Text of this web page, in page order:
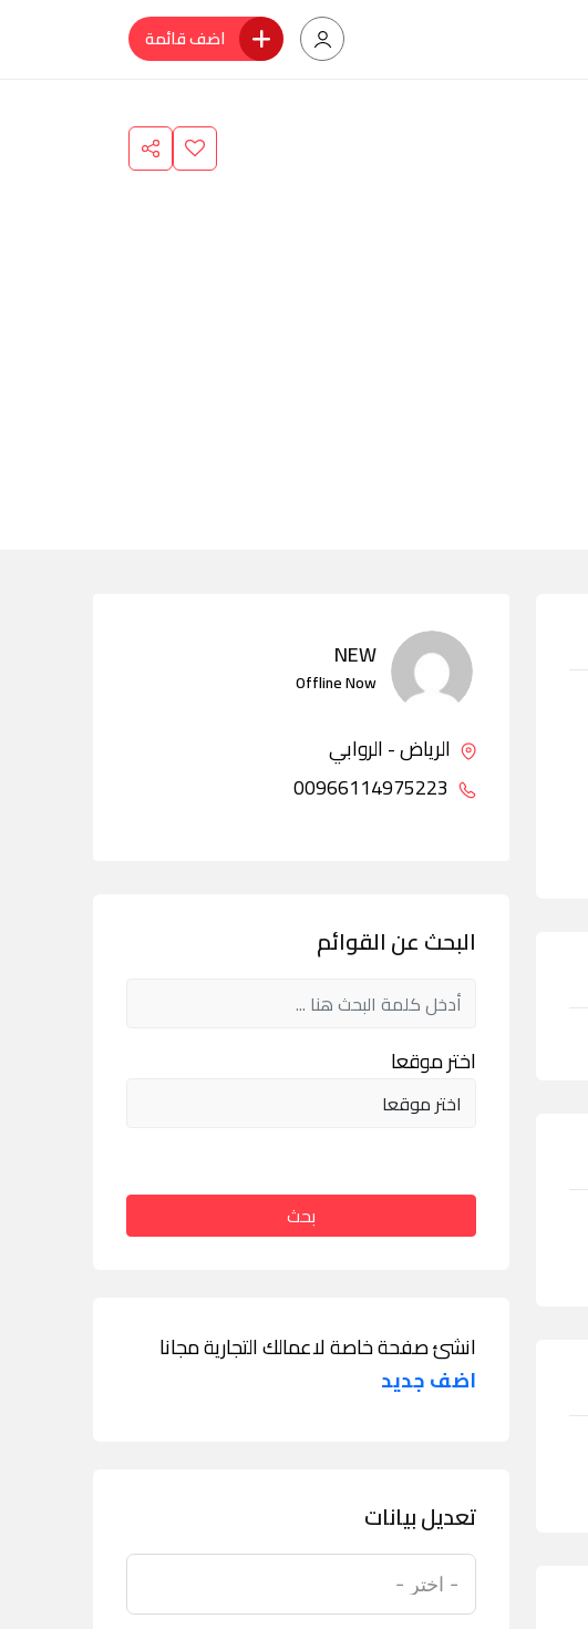
اضف قائمة
NEW
Offline Now
الرياض - الروابي
البحث عن القوائم
اختر موقعا
بحث
انشئ صفحة خاصة لاعمالك التجارية مجانا
اضف جديد
تعديل بيانات